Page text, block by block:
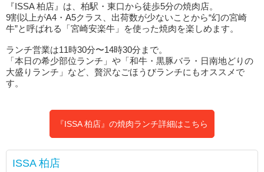
『ISSA 柏店』は、柏駅・東口から徒歩5分の焼肉店。
9割以上がA4・A5クラス、出荷数が少ないことから“幻の宮崎
牛”と呼ばれる「宮崎安楽牛」を使った焼肉を楽しめます。
ランチ営業は11時30分〜14時30分まで。
「本日の希少部位ランチ」や「和牛・黒豚バラ・日南地どりの
大盛りランチ」など、贅沢なごほうびランチにもオススメで
す。
『ISSA 柏店』の焼肉ランチ詳細はこちら
ISSA 柏店